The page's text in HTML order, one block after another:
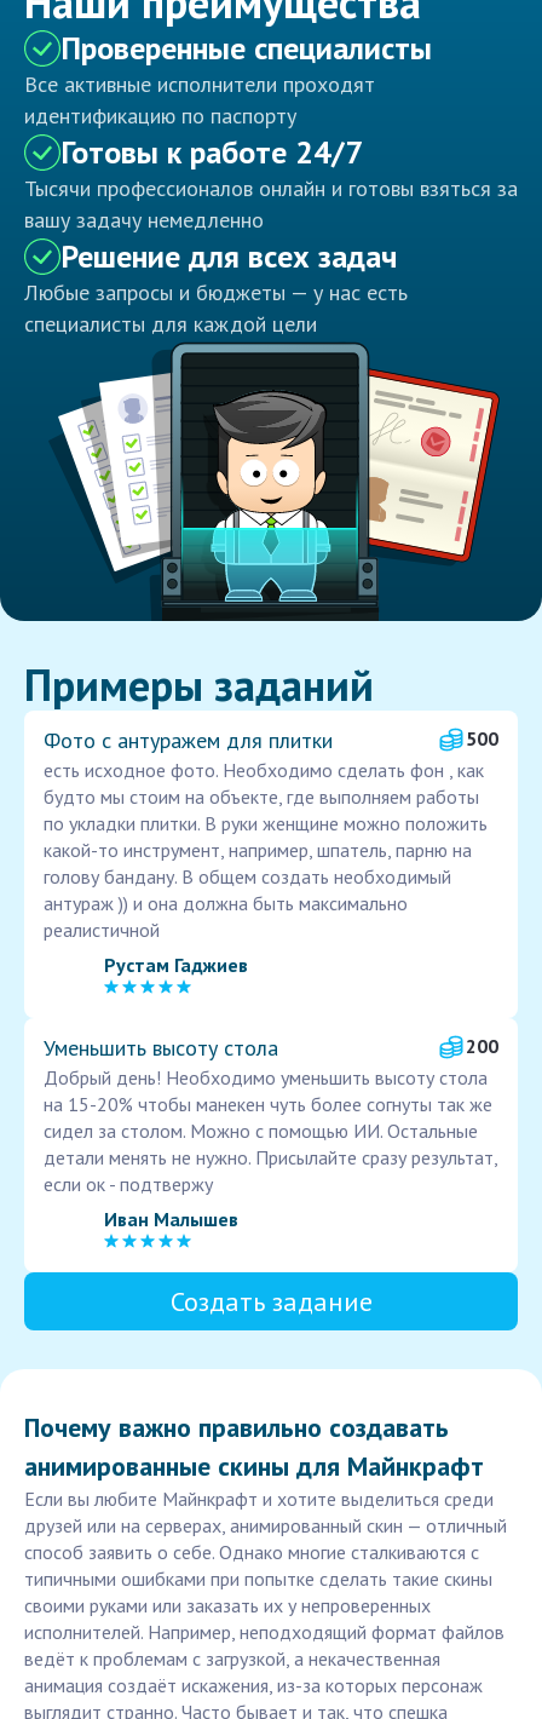
Проверенные специалисты
Все активные исполнители проходят
идентификацию по паспорту
Готовы к работе 24/7
Тысячи профессионалов онлайн и готовы взяться за
вашу задачу немедленно
Решение для всех задач
Любые запросы и бюджеты — у нас есть
специалисты для каждой цели
Примеры заданий
Фото с антуражем для плитки
500
есть исходное фото. Необходимо сделать фон , как
будто мы стоим на объекте, где выполняем работы
по укладки плитки. В руки женщине можно положить
какой-то инструмент, например, шпатель, парню на
голову бандану. В общем создать необходимый
антураж )) и она должна быть максимально
реалистичной
Рустам Гаджиев
Уменьшить высоту стола
200
Добрый день! Необходимо уменьшить высоту стола
на 15-20% чтобы манекен чуть более согнуты так же
сидел за столом. Можно с помощью ИИ. Остальные
детали менять не нужно. Присылайте сразу результат,
если ок - подтвержу
Иван Малышев
Создать задание
Почему важно правильно создавать
анимированные скины для Майнкрафт
Если вы любите Майнкрафт и хотите выделиться среди
друзей или на серверах, анимированный скин — отличный
способ заявить о себе. Однако многие сталкиваются с
типичными ошибками при попытке сделать такие скины
своими руками или заказать их у непроверенных
исполнителей. Например, неподходящий формат файлов
ведёт к проблемам с загрузкой, а некачественная
анимация создаёт искажения, из-за которых персонаж
выглядит странно. Часто бывает и так, что спешка